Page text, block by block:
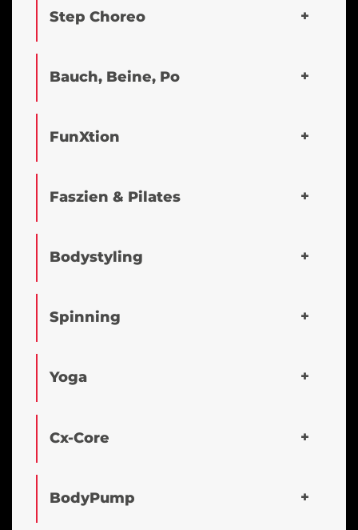
Step Choreo
Bauch, Beine, Po
FunXtion
Faszien & Pilates
Bodystyling
Spinning
Yoga
Cx-Core
BodyPump